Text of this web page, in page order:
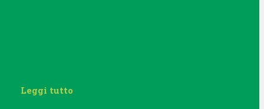
Leggi tutto